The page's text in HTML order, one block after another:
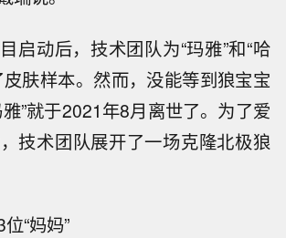
启动后，技术团队为“玛雅”和“哈
皮肤样本。然而，没能等到狼宝宝
”就于2021年8月离世了。为了爱
技术团队展开了一场克隆北极狼
“妈妈”